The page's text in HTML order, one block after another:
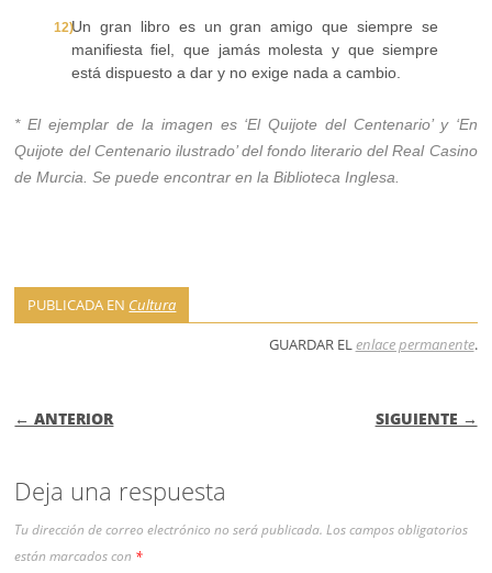
Un gran libro es un gran amigo que siempre se
manifiesta fiel, que jamás molesta y que siempre
está dispuesto a dar y no exige nada a cambio.
* El ejemplar de la imagen es ‘El Quijote del Centenario’ y ‘En
Quijote del Centenario ilustrado’ del fondo literario del Real Casino
de Murcia. Se puede encontrar en la Biblioteca Inglesa.
PUBLICADA EN Cultura
GUARDAR EL enlace permanente.
NAVEGACIÓN DE ENTRADAS
← ANTERIOR SIGUIENTE →
Deja una respuesta
Tu dirección de correo electrónico no será publicada. Los campos obligatorios
están marcados con *